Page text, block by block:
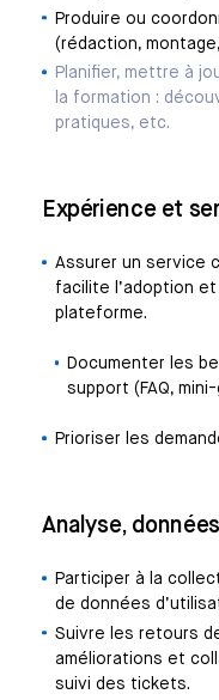
Produire ou
(rédaction,
Planifier, mettre à
la formation :
pratiques, etc.
Expérience et
Assurer un service
facilite l’adoption
plateforme.
Documenter les
support (FAQ,
Prioriser les
Analyse,
Participer à la
de données
Suivre les retours
améliorations et
suivi des tickets.